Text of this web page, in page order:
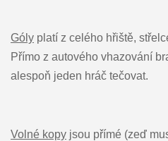
Gólyplatí z celého hřiště,
Přímo z autového vhazování
alespoň jeden hráč tečovat.
Volné kopyjsou přímé (zeď